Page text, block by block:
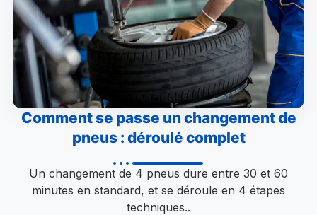
Comment se passe un changement de
pneus : déroulé complet
Un changement de 4 pneus dure entre 30 et 60
minutes en standard, et se déroule en 4 étapes
techniques..